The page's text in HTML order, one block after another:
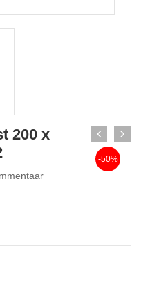
200 x
-50%